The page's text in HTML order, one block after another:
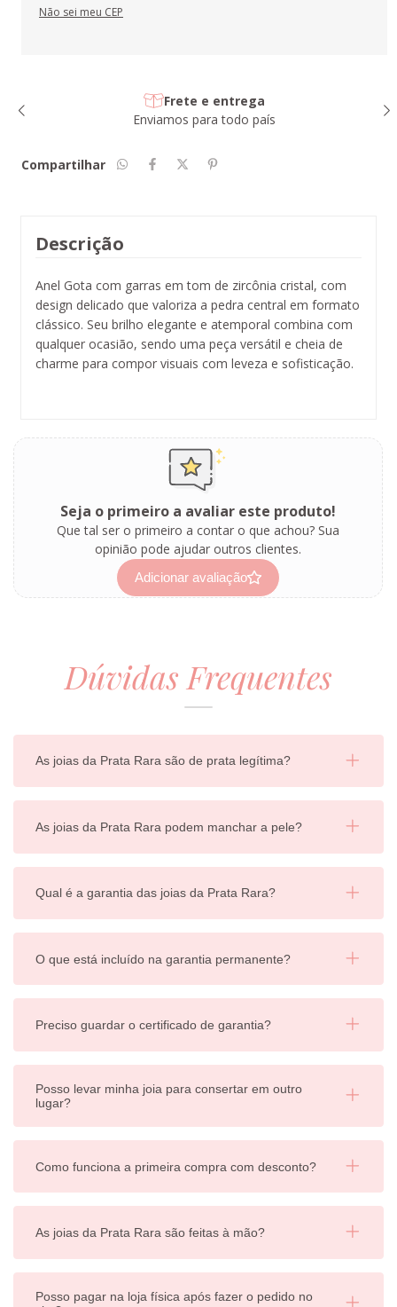
Não sei meu CEP
Frete e entrega
Enviamos para todo país
Compartilhar
Descrição
Anel Gota com garras em tom de zircônia cristal, com
design delicado que valoriza a pedra central em formato
clássico. Seu brilho elegante e atemporal combina com
qualquer ocasião, sendo uma peça versátil e cheia de
charme para compor visuais com leveza e sofisticação.
Seja o primeiro a avaliar este produto!
Que tal ser o primeiro a contar o que achou? Sua
opinião pode ajudar outros clientes.
Adicionar avaliação
Dúvidas Frequentes
As joias da Prata Rara são de prata legítima?
As joias da Prata Rara podem manchar a pele?
Qual é a garantia das joias da Prata Rara?
O que está incluído na garantia permanente?
Preciso guardar o certificado de garantia?
Posso levar minha joia para consertar em outro
lugar?
Como funciona a primeira compra com desconto?
As joias da Prata Rara são feitas à mão?
Posso pagar na loja física após fazer o pedido no